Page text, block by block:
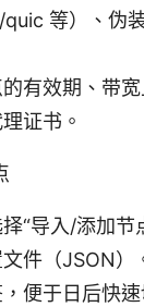
等）、伪
有效期、带
证书。
“导入/添加节
件（JSON）
便于日后快速